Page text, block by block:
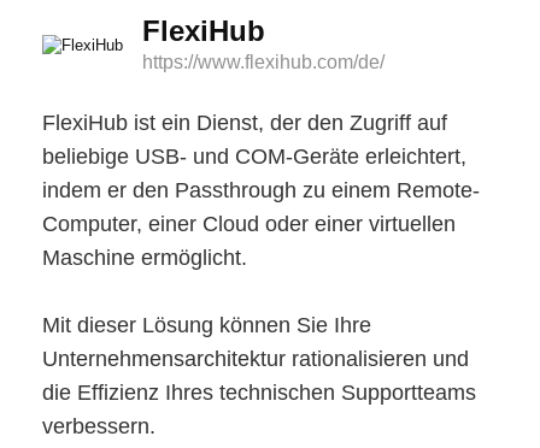
FlexiHub
https://www.flexihub.com/de/
FlexiHub ist ein Dienst, der den Zugriff auf
beliebige USB- und COM-Geräte erleichtert,
indem er den Passthrough zu einem Remote-
Computer, einer Cloud oder einer virtuellen
Maschine ermöglicht.
Mit dieser Lösung können Sie Ihre
Unternehmensarchitektur rationalisieren und
die Effizienz Ihres technischen Supportteams
verbessern.